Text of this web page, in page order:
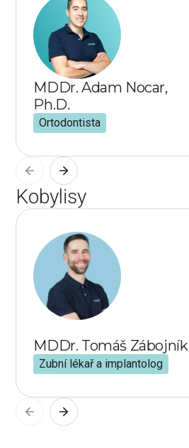
MDDr. Adam Nocar,
Ph.D.
Ortodontista
Kobylisy
MDDr. Tomáš Zábojník
Zubní lékař a implantolog